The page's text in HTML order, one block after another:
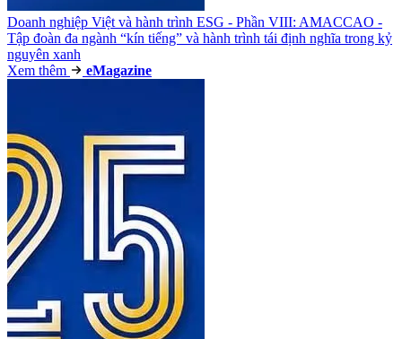
Doanh nghiệp Việt và hành trình ESG - Phần VIII: AMACCAO -
Tập đoàn đa ngành “kín tiếng” và hành trình tái định nghĩa trong kỷ
nguyên xanh
Xem thêm
eMagazine